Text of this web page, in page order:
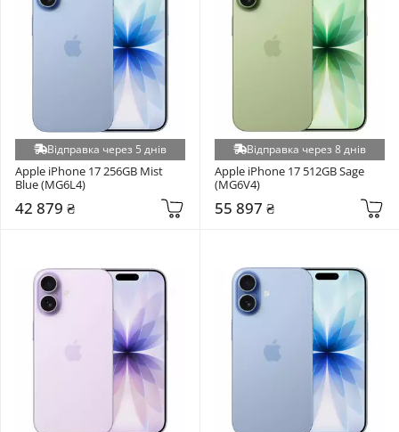
Відправка через 5 днів
Apple iPhone 17 256GB Mist
Blue (MG6L4)
42 879 ₴
Відправка через 8 днів
Apple iPhone 17 512GB Sage
(MG6V4)
55 897 ₴